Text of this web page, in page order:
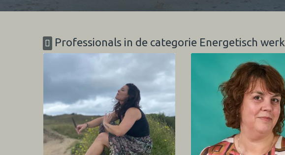
Professionals in de categorie Energetisch werk